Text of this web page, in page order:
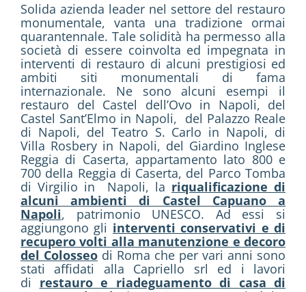
Solida azienda leader nel settore del restauro
monumentale, vanta una tradizione ormai
quarantennale. Tale solidità ha permesso alla
società di essere coinvolta ed impegnata in
interventi di restauro di alcuni prestigiosi ed
ambiti siti monumentali di fama
internazionale. Ne sono alcuni esempi il
restauro del Castel dell’Ovo in Napoli, del
Castel Sant’Elmo in Napoli, del Palazzo Reale
di Napoli, del Teatro S. Carlo in Napoli, di
Villa Rosbery in Napoli, del Giardino Inglese
Reggia di Caserta, appartamento lato 800 e
700 della Reggia di Caserta, del Parco Tomba
di Virgilio in Napoli, la riqualificazione di
alcuni ambienti di Castel Capuano a
Napoli, patrimonio UNESCO. Ad essi si
aggiungono gli interventi conservativi e di
recupero volti alla manutenzione e decoro
del Colosseo di Roma che per vari anni sono
stati affidati alla Capriello srl ed i lavori
di restauro e riadeguamento di casa di